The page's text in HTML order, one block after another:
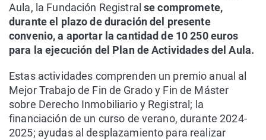
Aula, la Fundación Registralse compromete,
durante el plazo de duración del presente
convenio, a aportar la cantidad de 10 250 euros
para la ejecución del Plan de Actividades del Aula.
Estas actividades comprenden un premio anual al
Mejor Trabajo de Fin de Grado y Fin de Máster
sobre Derecho Inmobiliario y Registral; la
financiación de un curso de verano, durante 2024-
2025; ayudas al desplazamiento para realizar